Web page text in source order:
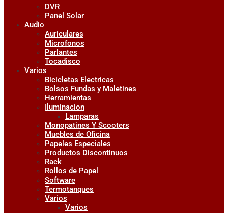
DVR
Panel Solar
Audio
Auriculares
Microfonos
Parlantes
Tocadisco
Varios
Bicicletas Electricas
Bolsos Fundas y Maletines
Herramientas
Iluminacion
Lamparas
Monopatines Y Scooters
Muebles de Oficina
Papeles Especiales
Productos Discontinuos
Rack
Rollos de Papel
Software
Termotanques
Varios
Varios